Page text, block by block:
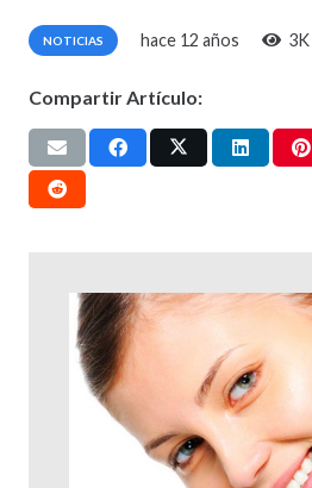
NOTICIAS hace 12 años 3K
Compartir Artículo: